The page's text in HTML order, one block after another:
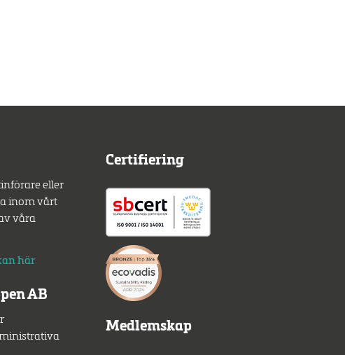
eller
inom vårt
våra
här
AB
Certifiering
Medlemskap